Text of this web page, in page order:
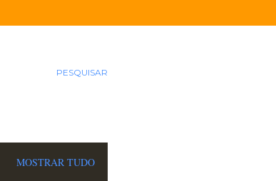
PESQUISAR
MOSTRAR TUDO